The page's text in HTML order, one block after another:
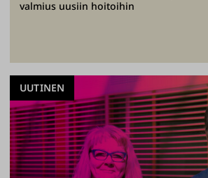
valmius uusiin hoitoihin
UUTINEN